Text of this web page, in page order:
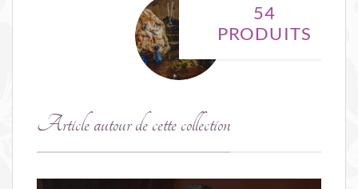
54
PRODUITS
Article autour de cette collection